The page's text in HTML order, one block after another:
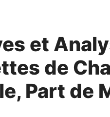
et
de
Part de